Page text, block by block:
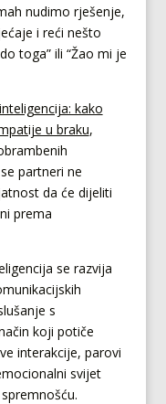
nudimo rješenje,
i reći nešto
toga” ili “Žao mi je
kako
u braku,
partneri ne
da će dijeliti
prema
se razvija
s
koji potiče
interakcije, parovi
svijet